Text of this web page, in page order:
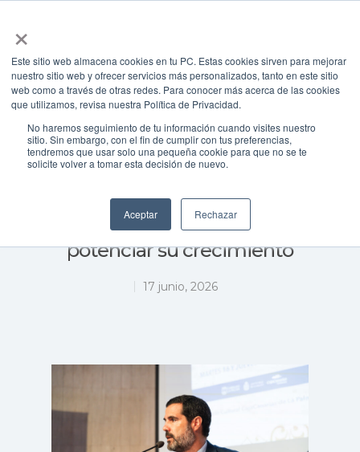
×
Este sitio web almacena cookies en tu PC. Estas cookies sirven para mejorar
nuestro sitio web y ofrecer servicios más personalizados, tanto en este sitio
web como a través de otras redes. Para conocer más acerca de las cookies
que utilizamos, revisa nuestra Política de Privacidad.
No haremos seguimiento de tu información cuando visites nuestro
sitio. Sin embargo, con el fin de cumplir con tus preferencias,
tendremos que usar solo una pequeña cookie para que no se te
solicite volver a tomar esta decisión de nuevo.
Aceptar Rechazar
Presione enter para buscar o ESC para cerrar
Economía
Noticias Proexca
Proexca News
agentes del desarrollo
económico de las islas para
potenciar su crecimiento
17 junio, 2026